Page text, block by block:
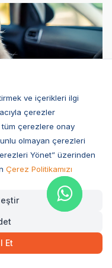
Ancak, her kedi
Bazı kediler, yeni
bazıları
öncesi
daha rahat
ve içerikleri ilgi
çerezler
tüm çerezlere onay
olmayan çerezleri
Yönet” üzerinden
Çerez Politikamızı
Et